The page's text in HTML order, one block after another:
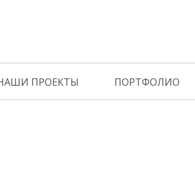
ПРОЕКТЫ ПОРТФОЛИО